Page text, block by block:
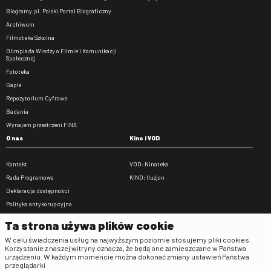
Biogramy.pl. Polski Portal Biograficzny
Archiwum
Filmoteka Szkolna
Olimpiada Wiedzy o Filmie i Komunikacji
Społecznej
Fototeka
Gapla
Repozytorium Cyfrowe
Badania
Wynajem przestrzeni FINA
O nas
Kontakt
Rada Programowa
Deklaracja dostępności
Polityka antykorupcyjna
Zamówienia publiczne
Praca w FINA
Kino i VOD
VOD: Ninateka
KINO: Iluzjon
Regulaminy
Ta strona używa plików cookie
W celu świadczenia usług na najwyższym poziomie stosujemy pliki cookies.
Korzystanie z naszej witryny oznacza, że będą one zamieszczane w Państwa
urządzeniu. W każdym momencie można dokonać zmiany ustawień Państwa
przeglądarki